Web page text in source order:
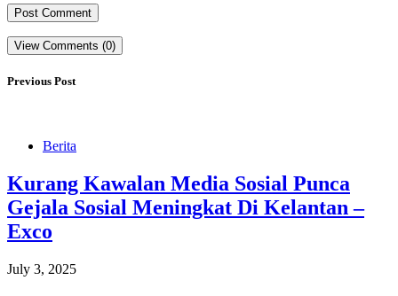
View Comments (0)
Previous Post
Berita
Kurang Kawalan Media Sosial Punca
Gejala Sosial Meningkat Di Kelantan –
Exco
July 3, 2025